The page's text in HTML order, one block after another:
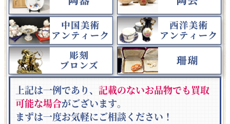
上記は一例であり、 記載のないお品物でも買取
可能な場合がございます。
まずは一度お気軽にご相談ください！